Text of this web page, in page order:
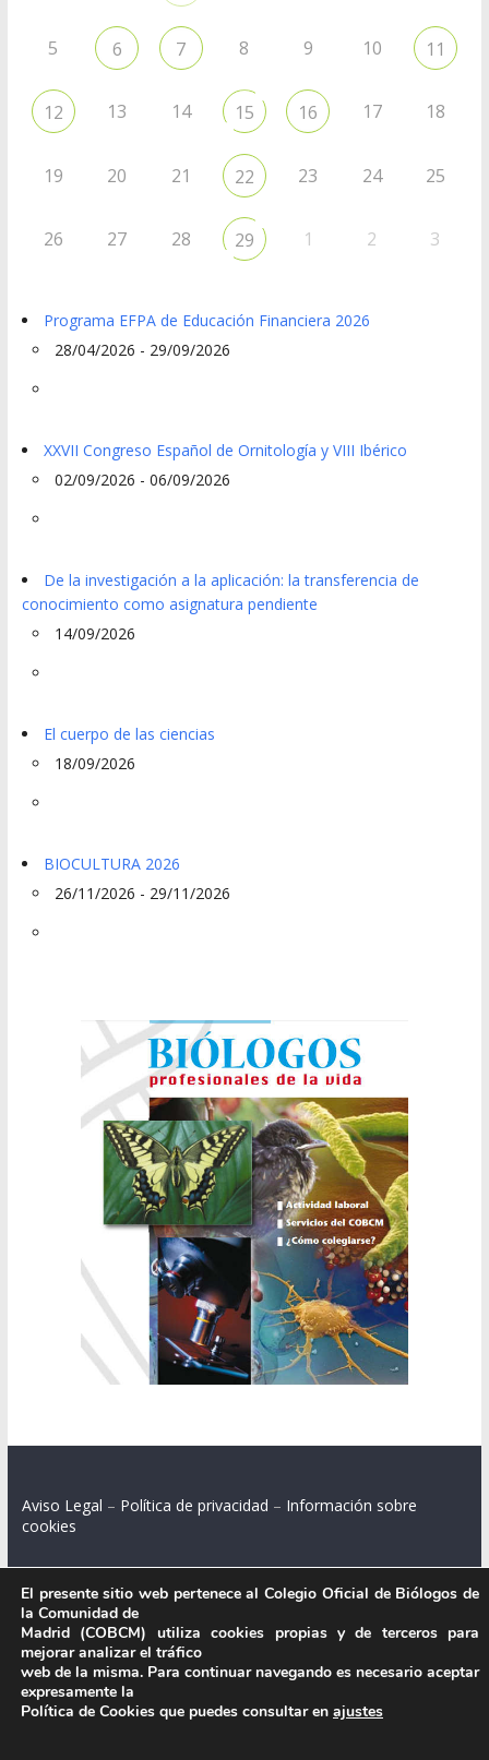
5 6 7 8 9 10 11
12 13 14 15 16 17 18
19 20 21 22 23 24 25
26 27 28 29 1 2 3
Programa EFPA de Educación Financiera 2026
28/04/2026 - 29/09/2026
XXVII Congreso Español de Ornitología y VIII Ibérico
02/09/2026 - 06/09/2026
De la investigación a la aplicación: la transferencia de
conocimiento como asignatura pendiente
14/09/2026
El cuerpo de las ciencias
18/09/2026
BIOCULTURA 2026
26/11/2026 - 29/11/2026
Aviso Legal – Política de privacidad – Información sobre
cookies
Colegio Oficial de Biólogos de la Comunidad de Madrid.
C/ Santa Engracia 108, 2º int.izq. 28003 Madrid.
El presente sitio web pertenece al Colegio Oficial de Biólogos de
la Comunidad de
Madrid (COBCM) utiliza cookies propias y de terceros para
mejorar analizar el tráfico
web de la misma. Para continuar navegando es necesario aceptar
expresamente la
Política de Cookies que puedes consultar en ajustes